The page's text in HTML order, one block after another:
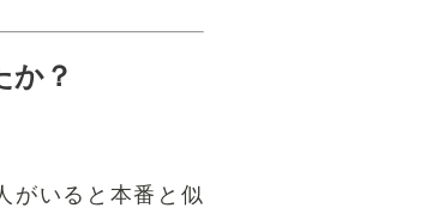
か？
がいると本番と似